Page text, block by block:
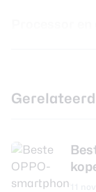
CPU-kernen
Grafische chip
Werkgeheugen